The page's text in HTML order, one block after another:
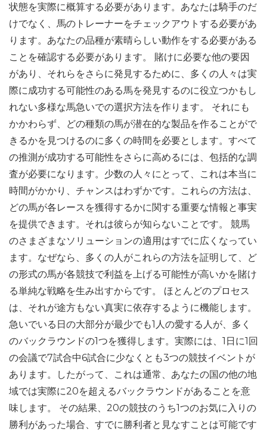
状態を実際に概算する必要があります。あなたは騎手のだ
けでなく、馬のトレーナーをチェックアウトする必要があ
ります。あなたの品種が素晴らしい動作をする必要がある
ことを確認する必要があります。 賭けに必要な他の要因
があり、それらをさらに発見するために、多くの人々は実
際に成功する可能性のある馬を発見するのに役立つかもし
れない多様な馬急いでの選択方法を作ります。 それにも
かかわらず、どの種類の馬が潜在的な製品を作ることがで
きるかを見つけるのに多くの時間を必要とします。すべて
の推測が成功する可能性をさらに高めるには、包括的な調
査が必要になります。少数の人々にとって、これは本当に
時間がかかり、チャンスはわずかです。これらの方法は、
どの馬が各レースを獲得するかに関する重要な情報と事実
を提供できます。それは彼らが知らないことです。 競馬
のさまざまなソリューションの適用はすでに広くなってい
ます。なぜなら、多くの人がこれらの方法を証明して、ど
の形式の馬が各競技で利益を上げる可能性が高いかを賭け
る単純な戦略を生み出すからです。 ほとんどのプロセス
は、それが途方もない真実に依存するように機能します。
急いでいる日の大部分が最少でも1人の愛する人が、多く
のバックラウンドの1つを獲得します。実際には、1日に1回
の会議で7試合中6試合に少なくとも3つの競技イベントが
あります。したがって、これは通常、あなたの国の他の地
域では実際に20を超えるバックラウンドがあることを意
味します。 その結果、20の競技のうち1つのお気に入りの
勝利があった場合、すでに勝利者と見なすことは可能です